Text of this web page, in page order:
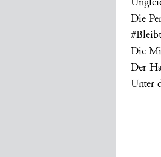
Die
Die
Der
Unter